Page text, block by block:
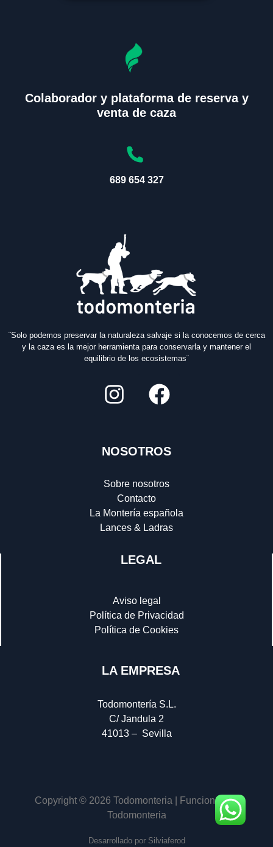
Colaborador y plataforma de reserva y
venta de caza
689 654 327
¨Solo podemos preservar la naturaleza salvaje si la conocemos de cerca
y la caza es la mejor herramienta para conservarla y mantener el
equilibrio de los ecosistemas¨
NOSOTROS
Sobre nosotros
Contacto
La Montería española
Lances & Ladras
LEGAL
Aviso legal
Política de Privacidad
Política de Cookies
LA EMPRESA
Todomontería S.L.
C/ Jandula 2
41013 – Sevilla
Copyright © 2026 Todomonteria | Funciona con
Todomonteria
Desarrollado por Silviaferod